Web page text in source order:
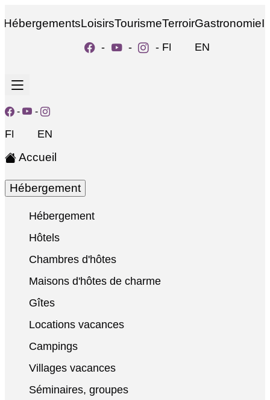
HébergementsLoisirsTourismeTerroirGastronomie
- - - FR EN
- -
FR EN
Accueil
Hébergement
Hébergement
Hôtels
Chambres d'hôtes
Maisons d'hôtes de charme
Gîtes
Locations vacances
Campings
Villages vacances
Séminaires, groupes